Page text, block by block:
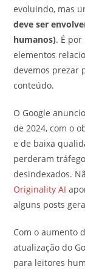
evoluindo, mas
deve ser
humanos). É
elementos
devemos prezar
conteúdo.
O Google
de 2024, com o
e de baixa
perderam
desindexados.
Originality AI
alguns posts
Com o aumento
atualização do
para leitores